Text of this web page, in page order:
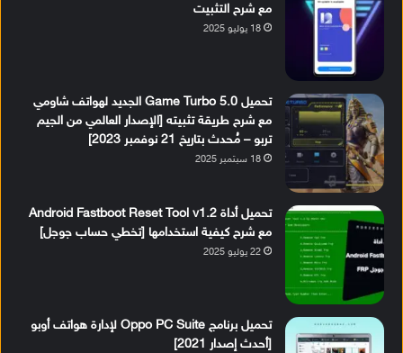
مع شرح التثبيت
18 يوليو 2025
تحميل Game Turbo 5.0 الجديد لهواتف شاومي
مع شرح طريقة تثبيته [الإصدار العالمي من الجيم
تربو – مُحدث بتاريخ 21 نوفمبر 2023]
18 سبتمبر 2025
تحميل أداة Android Fastboot Reset Tool v1.2
مع شرح كيفية استخدامها [تخطي حساب جوجل]
22 يوليو 2025
تحميل برنامج Oppo PC Suite لإدارة هواتف أوبو
[أحدث إصدار 2021]